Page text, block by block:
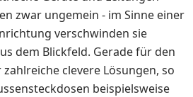
zwar ungemein - im Sinne einer
verschwinden sie
dem Blickfeld. Gerade für den
clevere Lösungen, so
beispielsweise